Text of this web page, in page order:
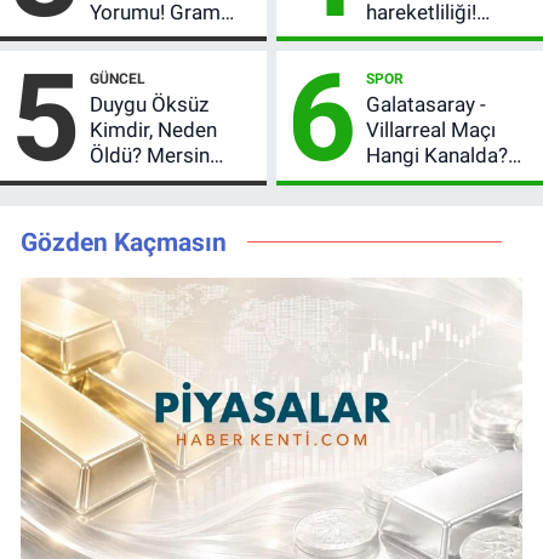
Yorumu! Gram
Altın İçin 6.350 TL
Beklentisi
Değişmedi
hareketliliği!
Yönetim 5 bölge
bastı
5 GÜNCEL
Duygu Öksüz
Kimdir, Neden
Öldü? Mersin
Basınının Acı
6 SPOR
Galatasaray -
Villarreal Maçı
Hangi Kanalda?
Hazırlık Maçı Ne
Gözden Kaçmasın